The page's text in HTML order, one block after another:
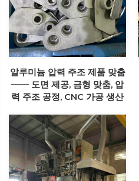
알루미늄 압력 주조 제품 맞춤
—— 도면 제공, 금형 맞춤, 압
력 주조 공정, CNC 가공 생산